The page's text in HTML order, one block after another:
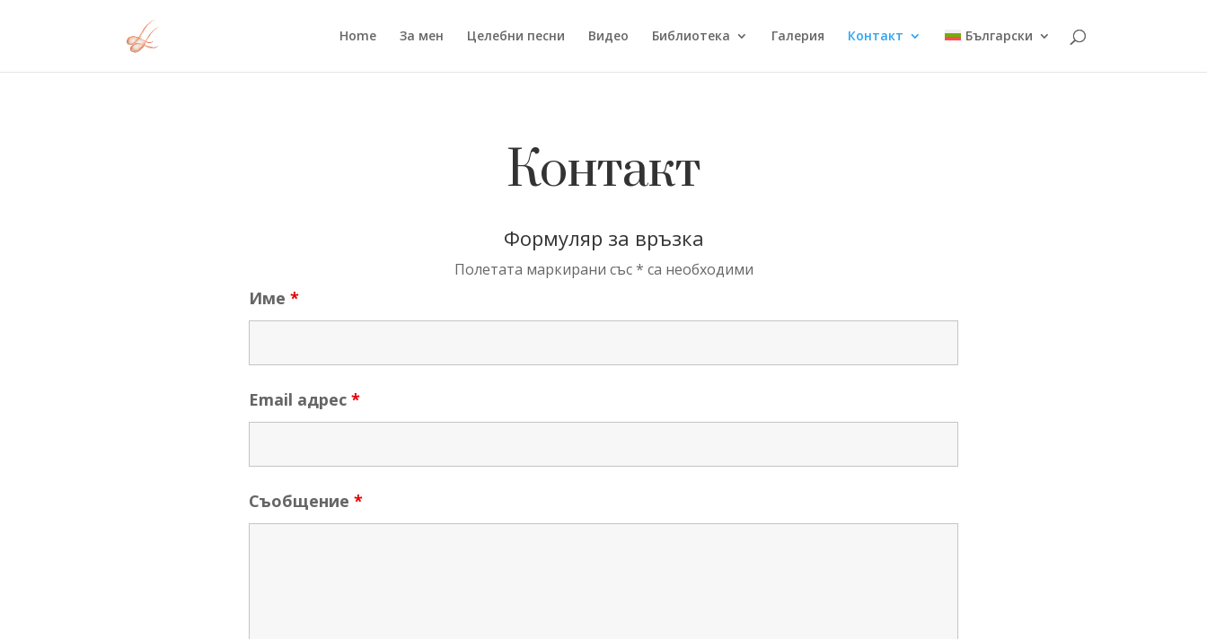
Home За мен Целебни песни Видео Библиотека Галерия Контакт Български
Контакт
Формуляр за връзка
Полетата маркирани със * са необходими
Име *
Email адрес *
Съобщение *